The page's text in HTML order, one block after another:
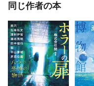
同じ作者の本